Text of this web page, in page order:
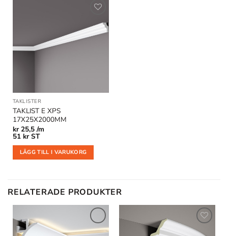
Lägg till
i
TAKLISTER
TAKLIST E XPS
17X25X2000MM
kr25,5 /m
51 kr ST
LÄGG TILL I VARUKORG
RELATERADE PRODUKTER